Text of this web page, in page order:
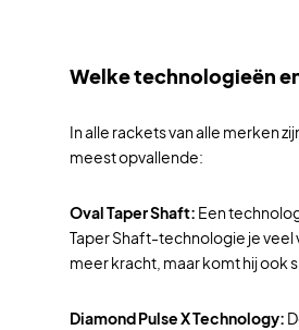
Welke technologieën
In alle rackets van alle merken
meest opvallende:
Oval Taper Shaft: Een
Taper Shaft-technologie je veel
meer kracht, maar komt hij ook
Diamond Pulse X Technology: